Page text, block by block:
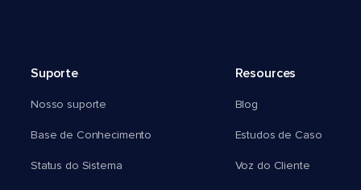
Suporte
Nosso suporte
Base de Conhecimento
Status do Sistema
Resources
Blog
Estudos de Caso
Voz do Cliente